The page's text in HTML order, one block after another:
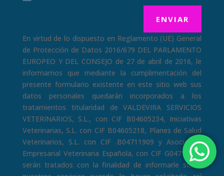
ENVIAR
En virtud de lo dispuesto en Reglamento (UE) General
de Protección de Datos 2016/679 DEL PARLAMENTO
EUROPEO Y DEL CONSEJO de 27 de abril de 2016, le
informamos que mediante la cumplimentación del
presente formulario existente en este sitio web sus
datos personales quedarán incorporados a los
tratamientos titularidad de VALDEVIRA SERVICIOS
VETERINARIOS, S.L., con CIF B04605234, Iniciativas
Veterinarias, S.L. con CIF B04605218, Planes de Salud
Veterinarios, S.L. con CIF .B04711909 y Asociación
Empresarial Veterinaria Española, con CIF G04719076
serán tratados con la finalidad de informarle sobre